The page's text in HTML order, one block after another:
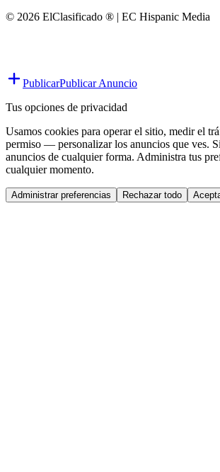
© 2026 ElClasificado ® | EC Hispanic Media
PublicarPublicar Anuncio
Tus opciones de privacidad
Usamos cookies para operar el sitio, medir el
permiso — personalizar los anuncios que ves.
anuncios de cualquier forma. Administra tus
cualquier momento.
Administrar preferencias Rechazar todo